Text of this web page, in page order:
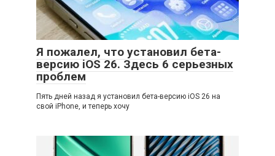
Я пожалел, что установил бета-
версию iOS 26. Здесь 6 серьезных
проблем
Пять дней назад я установил бета-версию iOS 26 на
свой iPhone, и теперь хочу